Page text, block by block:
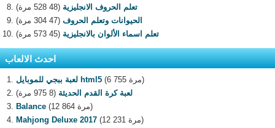
تعلم الحروف الانجليزية (48 528 مرة)
الحيوانات وتعلم الحروف (47 304 مرة)
تعلم اسماء الألوان بالانجليزية (45 573 مرة)
احدث الالعاب
لعبة ببجي للموبايل html5
(6 755 مرة)
لعبة كرة القدم الحديثة (8 975 مرة)
Balance
(12 864 مرة)
Mahjong Deluxe 2017
(12 231 مرة)